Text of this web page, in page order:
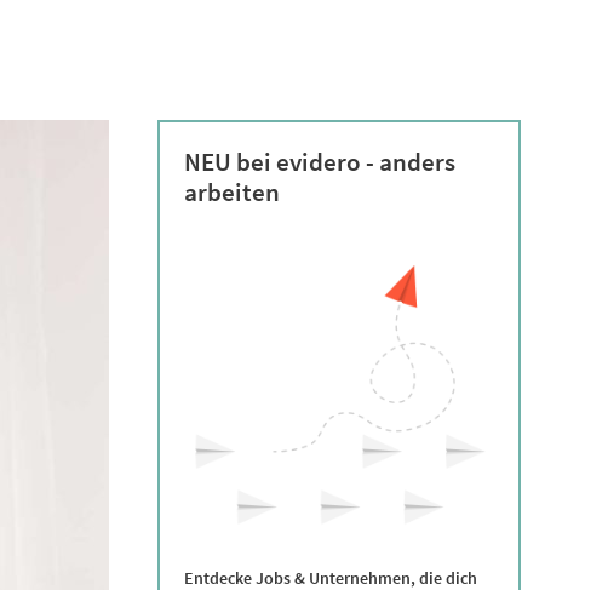
NEU bei evidero - anders
arbeiten
Entdecke Jobs & Unternehmen, die dich